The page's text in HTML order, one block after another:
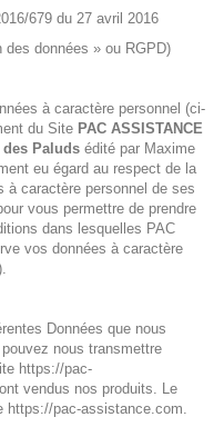
679 du 27 avril 2016
des données » ou RGPD)
à caractère personnel (ci-
du Site PAC ASSISTANCE
des Paluds édité par Maxime
eu égard au respect de la
à caractère personnel de ses
vous permettre de prendre
dans lesquelles PAC
vos données à caractère
Données que nous
nous transmettre
https://pac-
vendus nos produits. Le
https://pac-assistance.com.